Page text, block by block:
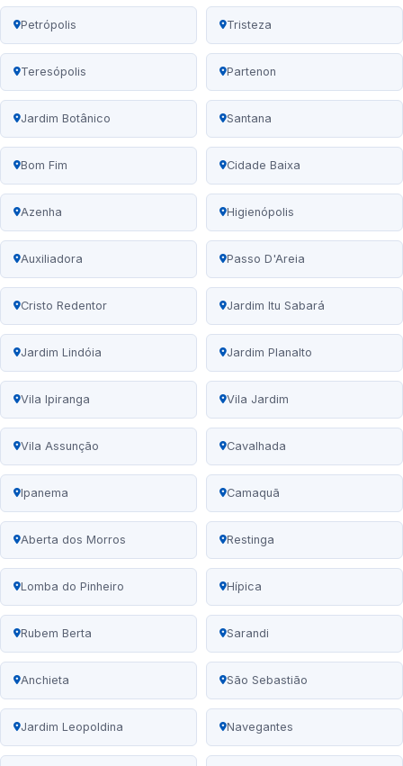
Petrópolis Tristeza
Teresópolis Partenon
Jardim Botânico Santana
Bom Fim Cidade Baixa
Azenha Higienópolis
Auxiliadora Passo D'Areia
Cristo Redentor Jardim Itu Sabará
Jardim Lindóia Jardim Planalto
Vila Ipiranga Vila Jardim
Vila Assunção Cavalhada
Ipanema Camaquã
Aberta dos Morros Restinga
Lomba do Pinheiro Hípica
Rubem Berta Sarandi
Anchieta São Sebastião
Jardim Leopoldina Navegantes